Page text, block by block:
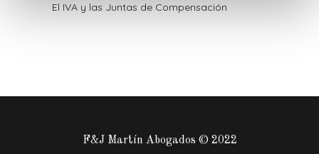
El IVA y las Juntas de Compensación
F&J Martín Abogados © 2022